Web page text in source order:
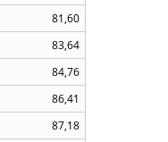
81,60
83,64
84,76
86,41
87,18